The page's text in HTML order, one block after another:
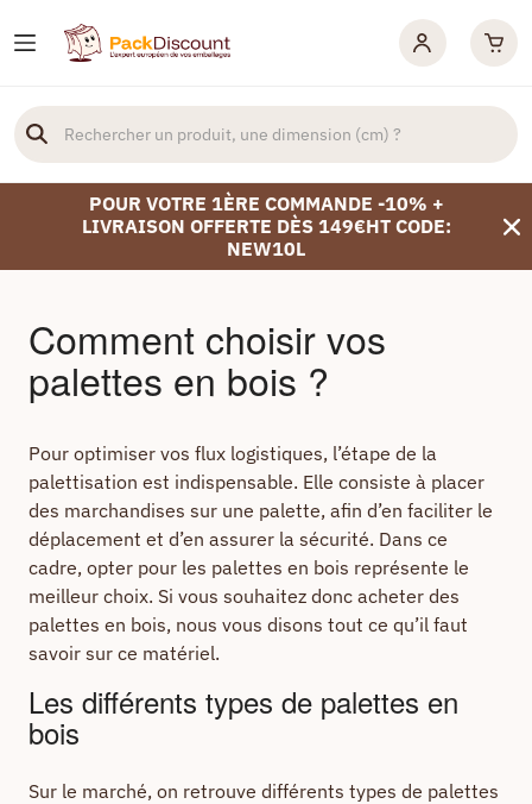
POUR VOTRE 1ÈRE COMMANDE -10% +
LIVRAISON OFFERTE DÈS 149€HT CODE:
NEW10L
Comment choisir vos
palettes en bois ?
Pour optimiser vos flux logistiques, l’étape de la
palettisation est indispensable. Elle consiste à placer
des marchandises sur une palette, afin d’en faciliter le
déplacement et d’en assurer la sécurité. Dans ce
cadre, opter pour les palettes en bois représente le
meilleur choix. Si vous souhaitez donc acheter des
palettes en bois, nous vous disons tout ce qu’il faut
savoir sur ce matériel.
Les différents types de palettes en
bois
Sur le marché, on retrouve différents types de palettes